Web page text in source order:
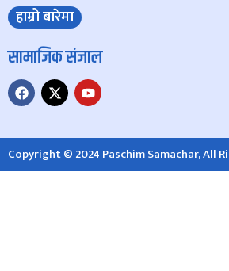
हाम्रो बारेमा
सामाजिक संजाल
Copyright © 2024 Paschim Samachar, All